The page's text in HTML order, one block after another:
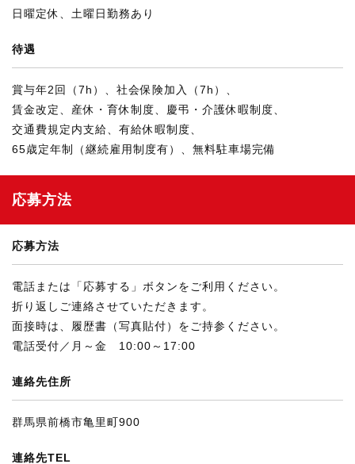
日曜定休、土曜日勤務あり
待遇
賞与年2回（7h）、社会保険加入（7h）、
賃金改定、産休・育休制度、慶弔・介護休暇制度、
交通費規定内支給、有給休暇制度、
65歳定年制（継続雇用制度有）、無料駐車場完備
応募方法
応募方法
電話または「応募する」ボタンをご利用ください。
折り返しご連絡させていただきます。
面接時は、履歴書（写真貼付）をご持参ください。
電話受付／月～金 10:00～17:00
連絡先住所
群馬県前橋市亀里町900
連絡先TEL